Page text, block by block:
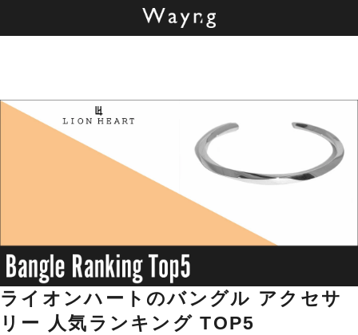
ライオンハートのバングル アクセサ
リー 人気ランキング TOP5